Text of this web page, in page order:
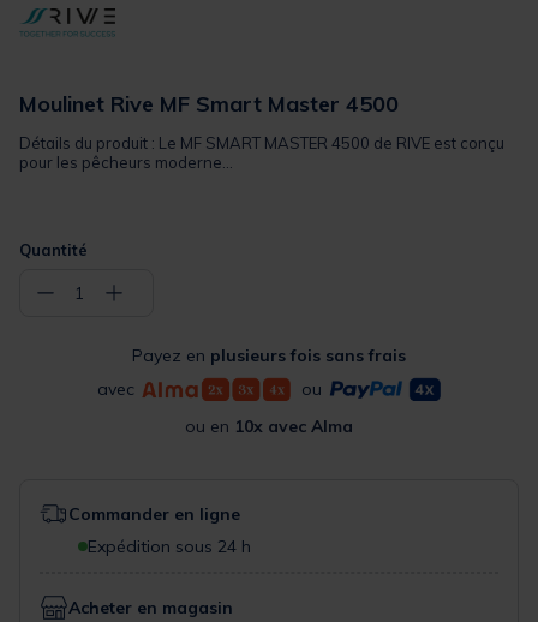
Moulinet Rive MF Smart Master 4500
Détails du produit : Le MF SMART MASTER 4500 de RIVE est conçu
pour les pêcheurs moderne...
Quantité
− 1 +
Payez en plusieurs fois sans frais
avec
ou
ou en 10x avec Alma
Commander en ligne
Expédition sous 24 h
Acheter en magasin